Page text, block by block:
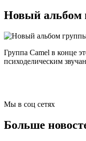
Новый альбом
Группа Camel в конце
психоделическим
Мы в соц сетях
Больше